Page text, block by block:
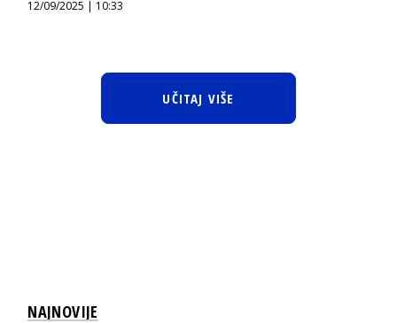
12/09/2025 | 10:33
UČITAJ VIŠE
NAJNOVIJE